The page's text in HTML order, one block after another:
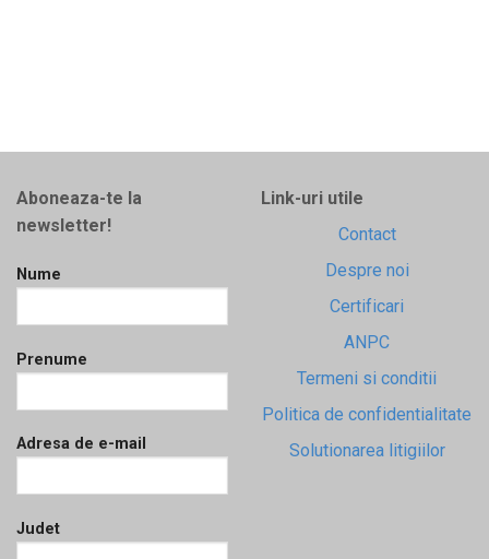
Aboneaza-te la
newsletter!
Nume
Prenume
Adresa de e-mail
Judet
Link-uri utile
Contact
Despre noi
Certificari
ANPC
Termeni si conditii
Politica de confidentialitate
Solutionarea litigiilor